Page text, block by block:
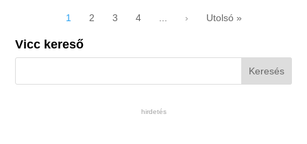
1 2 3 4 ... › Utolsó »
Vicc kereső
hirdetés